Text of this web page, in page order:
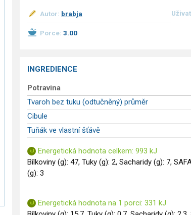
Autor: brabja
Porce: 3.00
INGREDIENCE
Potravina
Tvaroh bez tuku (odtučněný) průměr
Cibule
Tuňák ve vlastní šťávě
Energetická hodnota celkem: 993 kJ
Bílkoviny (g): 47, Tuky (g): 2, Sacharidy (g): 7,
(g): 3
Energetická hodnota na 1 porci: 331 kJ